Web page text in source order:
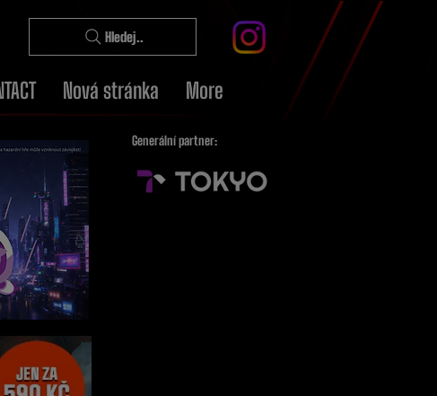
Hledej..
Nová stránka More
Generální partner: